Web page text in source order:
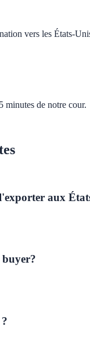
vers les États-
de notre cour.
aux